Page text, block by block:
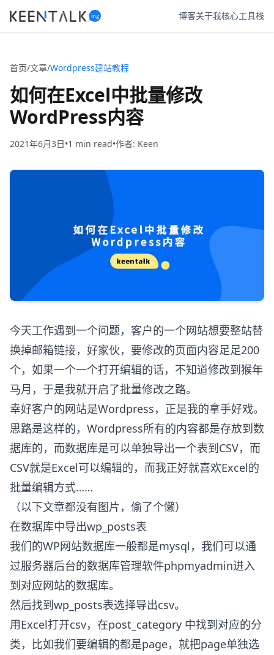
博客关于我核心工具栈
首页/文章/Wordpress建站教程
如何在Excel中批量修改
WordPress内容
2021年6月3日•1 •作者: Keen
今天工作遇到一个问题，客户的一个网站想要整站替
换掉邮箱链接，好家伙，要修改的页面内容足足200
个，如果一个一个打开编辑的话，不知道修改到猴年
马月，于是我就开启了批量修改之路。
幸好客户的网站是Wordpress，正是我的拿手好戏。
思路是这样的，Wordpress所有的内容都是存放到数
据库的，而数据库是可以单独导出一个表到CSV，而
CSV就是Excel可以编辑的，而我正好就喜欢Excel的
批量编辑方式……
（以下文章都没有图片，偷了个懒）
在数据库中导出wp_posts表
我们的WP网站数据库一般都是mysql，我们可以通
过服务器后台的数据库管理软件phpmyadmin进入
到对应网站的数据库。
然后找到wp_posts表选择导出csv。
用Excel打开csv，在post_category 中找到对应的分
类，比如我们要编辑的都是page，就把page单独选